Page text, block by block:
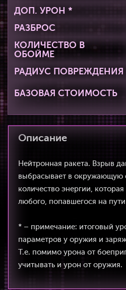
ДОП. УРОН *
РАЗБРОС
КОЛИЧЕСТВО В
ОБОЙМЕ
РАДИУС ПОВРЕЖДЕНИЯ
БАЗОВАЯ СТОИМОСТЬ
Описание
Нейтронная ракета. Взрыв
выбрасывает в окружающую
количество энергии,
любого, попавшегося на
* – примечание: итоговый
параметров у оружия и
Т.е. помимо урона от
учитывать и урон от оружия.